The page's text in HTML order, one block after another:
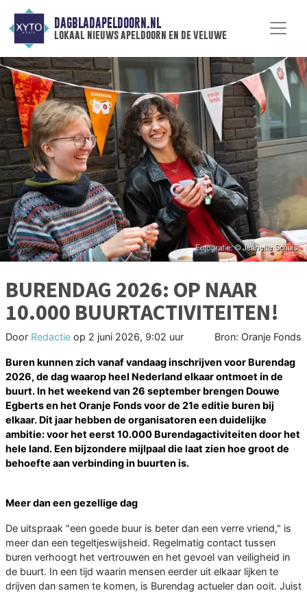
DAGBLADAPELDOORN.NL
lokaal nieuws apeldoorn en de veluwe
BURENDAG 2026: OP NAAR
10.000 BUURTACTIVITEITEN!
Door Redactie op 2 juni 2026, 9:02 uur Bron: Oranje Fonds
Buren kunnen zich vanaf vandaag inschrijven voor Burendag
2026, de dag waarop heel Nederland elkaar ontmoet in de
buurt. In het weekend van 26 september brengen Douwe
Egberts en het Oranje Fonds voor de 21e editie buren bij
elkaar. Dit jaar hebben de organisatoren een duidelijke
ambitie: voor het eerst 10.000 Burendagactiviteiten door het
hele land. Een bijzondere mijlpaal die laat zien hoe groot de
behoefte aan verbinding in buurten is.
Meer dan een gezellige dag
De uitspraak "een goede buur is beter dan een verre vriend," is
meer dan een tegeltjeswijsheid. Regelmatig contact tussen
buren verhoogt het vertrouwen en het gevoel van veiligheid in
de buurt. In een tijd waarin mensen eerder uit elkaar lijken te
drijven dan samen te komen, is Burendag actueler dan ooit. Juist